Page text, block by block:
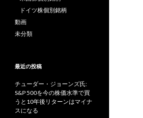
ドイツ株個別銘柄
動画
未分類
最近の投稿
チューダー・ジョーンズ氏:
S&P 500を今の株価水準で買
うと10年後リターンはマイナ
スになる